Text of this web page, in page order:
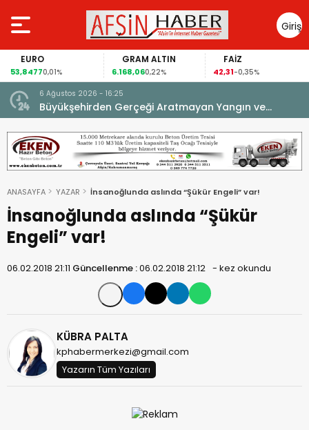
Giriş
Yap
EURO
53,84770,01%
GRAM ALTIN
6.168,060,22%
FAİZ
42,31-0,35%
6 Ağustos 2026 - 16:25
Büyükşehirden Gerçeği Aratmayan Yangın ve
Kurtarma Tatbikatı.
ANASAYFA YAZAR İnsanoğlunda aslında “Şükür Engeli” var!
İnsanoğlunda aslında “Şükür
Engeli” var!
06.02.2018 21:11 Güncellenme :06.02.2018 21:12 - kez okundu
KÜBRA PALTA
kphabermerkezi@gmail.com
Yazarın Tüm Yazıları